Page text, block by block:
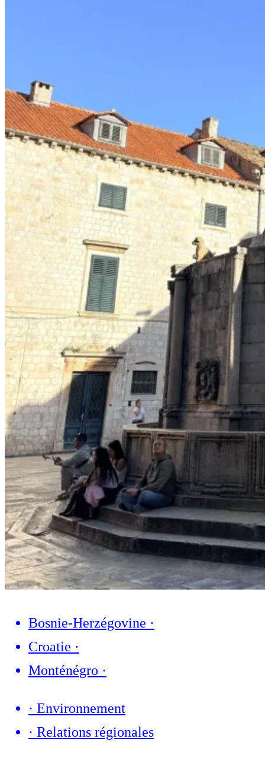
Bosnie-Herzégovine ·
Croatie ·
Monténégro ·
· Environnement
· Relations régionales